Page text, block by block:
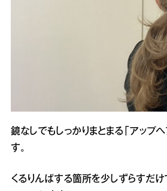
鏡なしでもしっかりまとまる「アップ
す。
くるりんぱする箇所を少しずらすだけ